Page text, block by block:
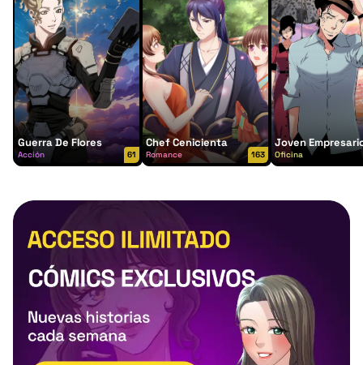
Guerra De Flores
Acción 61
Chef Cenicienta
Romance 163
Joven
Oficina